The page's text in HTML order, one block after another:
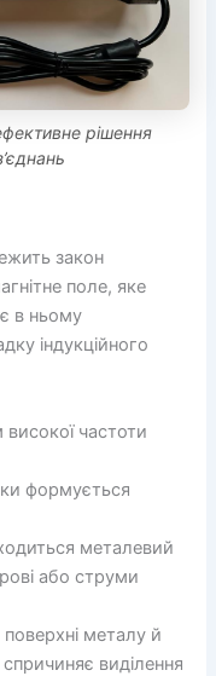
рішення
закон
поле, яке
в ньому
індукційного
частоти
формується
металевий
або струми
металу й
виділення